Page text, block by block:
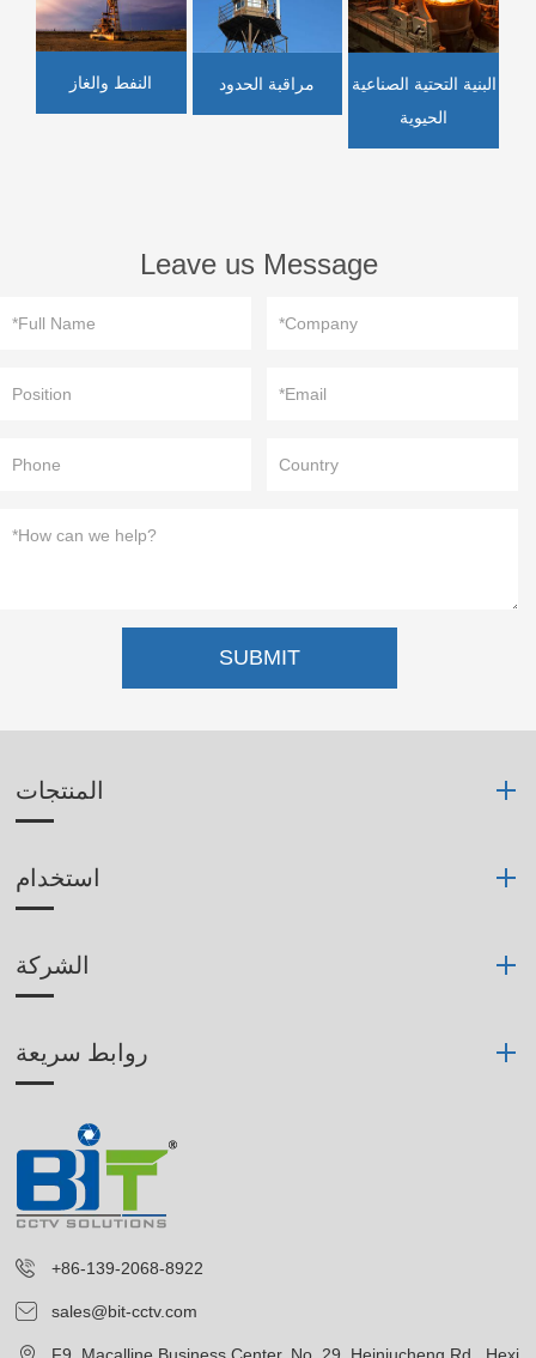
النفط والغاز مراقبة الحدود
البنية التحتية الصناعية
الحيوية
Leave us Message
SUBMIT
المنتجات
استخدام
الشركة
روابط سريعة
+86-139-2068-8922
sales@bit-cctv.com
F9, Macalline Business Center, No. 29, Heiniucheng Rd., Hexi